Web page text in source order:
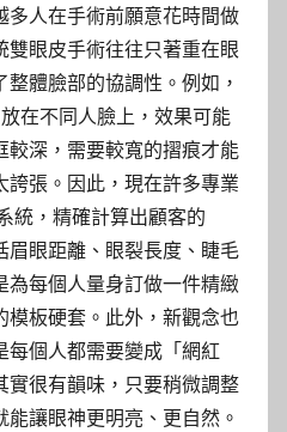
多人在手術前願意花時間做
雙眼皮手術往往只著重在眼
體臉部的協調性。例如，
在不同人臉上，效果可能
較深，需要較寬的摺痕才能
誇張。因此，現在許多專業
統，精確計算出顧客的
眉眼距離、眼裂長度、睫毛
為每個人量身訂做一件精緻
模板硬套。此外，新觀念也
每個人都需要變成「網紅
實很有韻味，只要稍微調整
讓眼神更明亮、更自然。